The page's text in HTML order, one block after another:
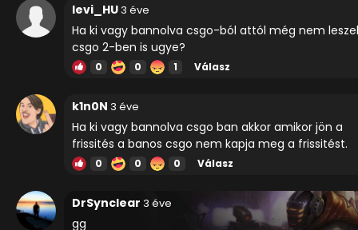
levi_HU 3 éve
Ha ki vagy bannolva csgo-ból attól még nem leszel
csgo 2-ben is ugye?
0 0 1 Válasz
k1n0N 3 éve
Ha ki vagy bannolva csgo ban akkor amikor jön a
frissités a banos csgo nem kapja meg a frissitést.
0 0 0 Válasz
DrSynclear 3 éve
gg